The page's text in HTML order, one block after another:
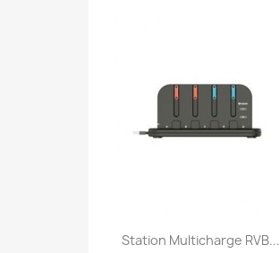
Station Multicharge RVB...